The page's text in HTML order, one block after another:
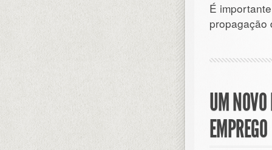
É
propagação
UM
EMPREGO